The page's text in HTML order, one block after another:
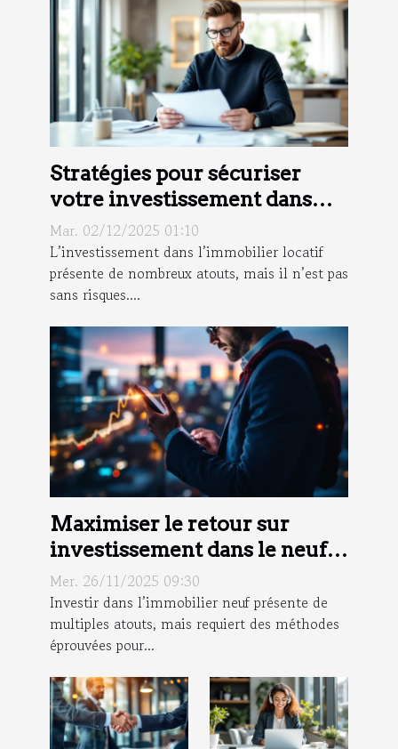
Stratégies pour sécuriser
votre investissement dans
l'immobilier locatif
Mar. 02/12/2025 01:10
L’investissement dans l’immobilier locatif
présente de nombreux atouts, mais il n’est pas
sans risques....
Maximiser le retour sur
investissement dans le neuf :
stratégies clés
Mer. 26/11/2025 09:30
Investir dans l’immobilier neuf présente de
multiples atouts, mais requiert des méthodes
éprouvées pour...